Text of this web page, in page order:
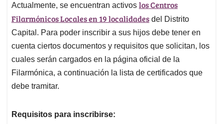
Actualmente, se encuentran activos los Centros
Filarmónicos Locales en 19 localidades del Distrito
Capital. Para poder inscribir a sus hijos debe tener en
cuenta ciertos documentos y requisitos que solicitan, los
cuales serán cargados en la página oficial de la
Filarmónica, a continuación la lista de certificados que
debe tramitar.
Requisitos para inscribirse: